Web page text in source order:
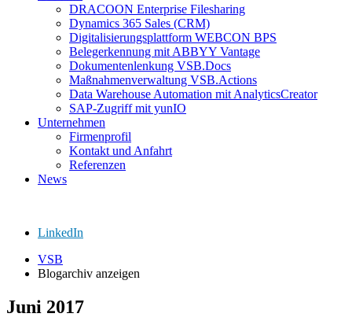
DRACOON Enterprise Filesharing
Dynamics 365 Sales (CRM)
Digitalisierungsplattform WEBCON BPS
Belegerkennung mit ABBYY Vantage
Dokumentenlenkung VSB.Docs
Maßnahmenverwaltung VSB.Actions
Data Warehouse Automation mit AnalyticsCreator
SAP-Zugriff mit yunIO
Unternehmen
Firmenprofil
Kontakt und Anfahrt
Referenzen
News
LinkedIn
VSB
Blogarchiv anzeigen
Juni 2017